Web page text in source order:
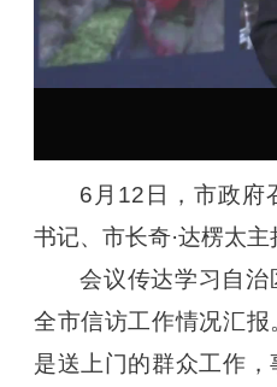
6月12日，市政府
书记、市长奇·达楞太主
会议传达学习自治
全市信访工作情况汇
是送上门的群众工作